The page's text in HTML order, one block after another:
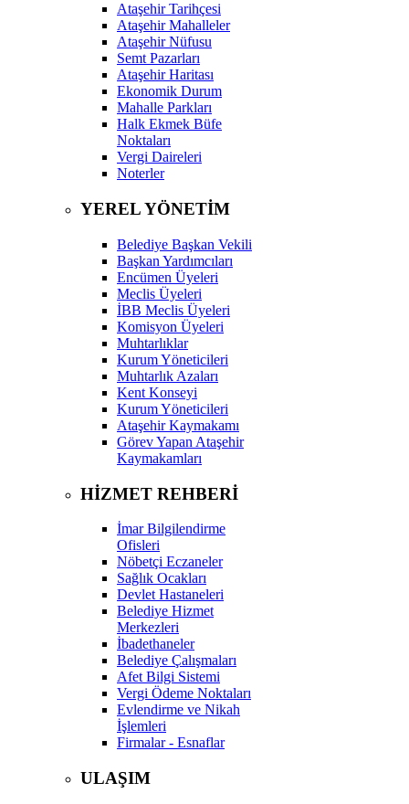
Ataşehir Tarihçesi
Ataşehir Mahalleler
Ataşehir Nüfusu
Semt Pazarları
Ataşehir Haritası
Ekonomik Durum
Mahalle Parkları
Halk Ekmek Büfe
Noktaları
Vergi Daireleri
Noterler
YEREL YÖNETİM
Belediye Başkan Vekili
Başkan Yardımcıları
Encümen Üyeleri
Meclis Üyeleri
İBB Meclis Üyeleri
Komisyon Üyeleri
Muhtarlıklar
Kurum Yöneticileri
Muhtarlık Azaları
Kent Konseyi
Kurum Yöneticileri
Ataşehir Kaymakamı
Görev Yapan Ataşehir
Kaymakamları
HİZMET REHBERİ
İmar Bilgilendirme
Ofisleri
Nöbetçi Eczaneler
Sağlık Ocakları
Devlet Hastaneleri
Belediye Hizmet
Merkezleri
İbadethaneler
Belediye Çalışmaları
Afet Bilgi Sistemi
Vergi Ödeme Noktaları
Evlendirme ve Nikah
İşlemleri
Firmalar - Esnaflar
ULAŞIM